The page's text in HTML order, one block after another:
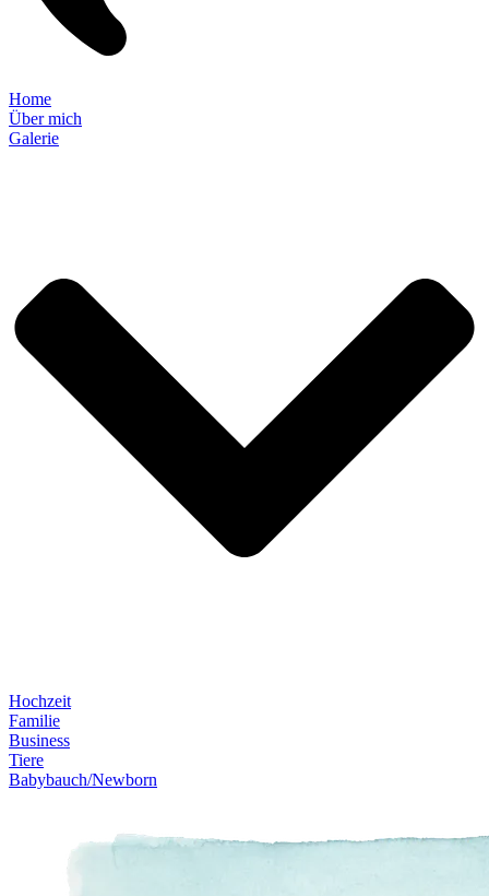
Home
Über mich
Galerie
Hochzeit
Familie
Business
Tiere
Babybauch/Newborn